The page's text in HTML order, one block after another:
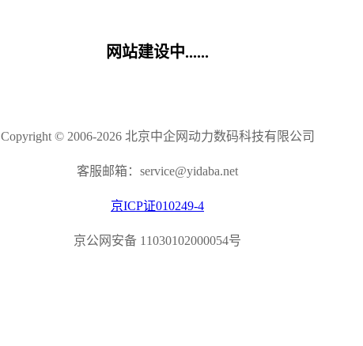
网站建设中......
Copyright © 2006-2026 北京中企网动力数码科技有限公司
客服邮箱：service@yidaba.net
京ICP证010249-4
京公网安备 11030102000054号